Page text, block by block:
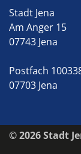
Stadt Jena
Am Anger 15
07743 Jena
Postfach
07703 Jena
© 2026 Stadt